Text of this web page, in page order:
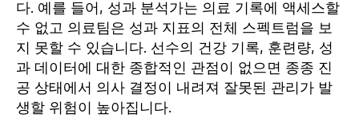
다. 예를 들어, 성과 분석가는 의료 기록에 액세스할
수 없고 의료팀은 성과 지표의 전체 스펙트럼을 보
지 못할 수 있습니다. 선수의 건강 기록, 훈련량, 성
과 데이터에 대한 종합적인 관점이 없으면 종종 진
공 상태에서 의사 결정이 내려져 잘못된 관리가 발
생할 위험이 높아집니다.